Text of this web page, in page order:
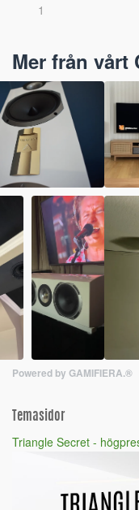
1
Mer från vårt
Powered by GAMIFIERA.®
Temasidor
Triangle Secret -